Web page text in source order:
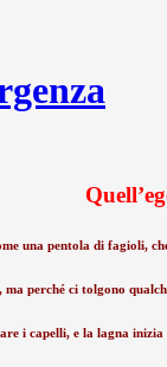
una pentola di fagioli,
ma perché ci tolgono
i capelli, e la lagna